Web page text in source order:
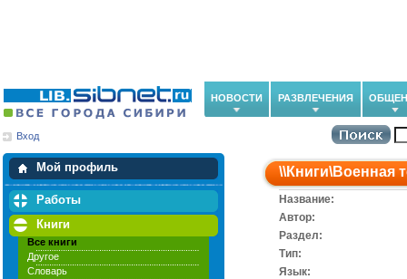
НОВОСТИ РАЗВЛЕЧЕНИЯ
Вход
Мой профиль
Мои закладки
Работы
Книги
Все книги
Другое
Словарь
\\Книги\Военная
Название:
Автор:
Раздел:
Тип:
Язык: